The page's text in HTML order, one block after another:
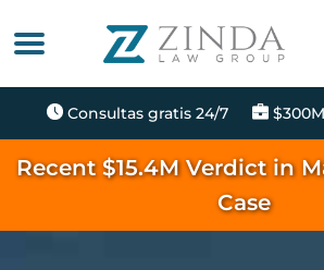
Consultas gratis 24/7
Recent $15.4M Verdict in
Case